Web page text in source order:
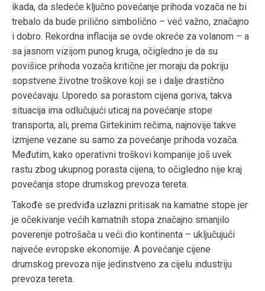
ikada, da sledeće ključno povećanje prihoda vozača ne bi
trebalo da bude prilično simbolično – već važno, značajno
i dobro. Rekordna inflacija se ovde okreće za volanom – a
sa jasnom vizijom punog kruga, očigledno je da su
povišice prihoda vozača kritične jer moraju da pokriju
sopstvene životne troškove koji se i dalje drastično
povećavaju. Uporedo sa porastom cijena goriva, takva
situacija ima odlučujući uticaj na povećanje stope
transporta, ali, prema Girtekinim rečima, najnovije takve
izmjene vezane su samo za povećanje prihoda vozača.
Međutim, kako operativni troškovi kompanije još uvek
rastu zbog ukupnog porasta cijena, to očigledno nije kraj
povećanja stope drumskog prevoza tereta.
Takođe se predviđa uzlazni pritisak na kamatne stope jer
je očekivanje većih kamatnih stopa značajno smanjilo
poverenje potrošača u veći dio kontinenta – uključujući
najveće evropske ekonomije. A povećanje cijene
drumskog prevoza nije jedinstveno za cijelu industriju
prevoza tereta.